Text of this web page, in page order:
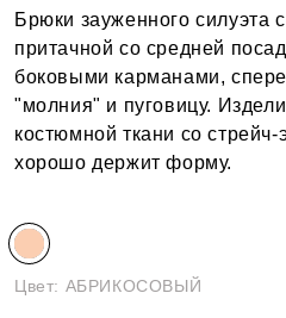
Брюки зауженного силуэта
притачной со средней
боковыми карманами,
"молния" и пуговицу.
костюмной ткани со
хорошо держит форму.
Цвет: АБРИКОСОВЫЙ